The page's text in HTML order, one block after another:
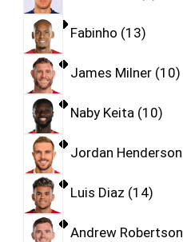
Fabinho 13
James Milner 10
Naby Keita 10
Jordan Henderson
Luis Diaz 14
Andrew Robertson